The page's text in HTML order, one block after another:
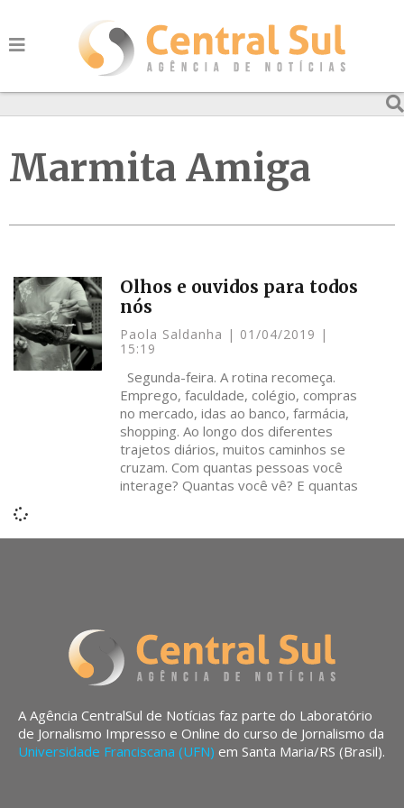
Marmita Amiga
Olhos e ouvidos para todos
nós
Paola Saldanha
01/04/2019
15:19
Segunda-feira. A rotina recomeça.
Emprego, faculdade, colégio, compras
no mercado, idas ao banco, farmácia,
shopping. Ao longo dos diferentes
trajetos diários, muitos caminhos se
cruzam. Com quantas pessoas você
interage? Quantas você vê? E quantas
A Agência CentralSul de Notícias faz parte do Laboratório
de Jornalismo Impresso e Online do curso de Jornalismo da
Universidade Franciscana (UFN) em Santa Maria/RS (Brasil).